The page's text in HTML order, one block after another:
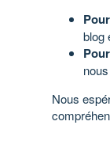
blog
Nous